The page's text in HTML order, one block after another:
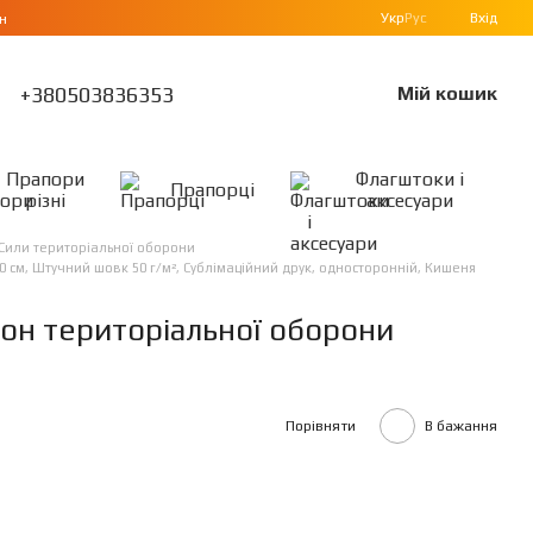
УкрРус Вхід
+380503836353 Мій кошик
Прапори
різні
Прапорці
Флагштоки і
аксесуари
територіальної оборони
Штучний шовк 50 г/м², Сублімаційний друк, односторонній, Кишеня
територіальної оборони
Порівняти В бажання